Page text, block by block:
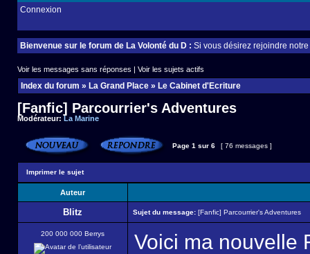
Connexion
Bienvenue sur le forum de La Volonté du D : Si vous désirez rejoindre
Voir les messages sans réponses | Voir les sujets actifs
Index du forum » La Grand Place » Le Cabinet d'Ecriture
[Fanfic] Parcourrier's Adventures
Modérateur:La Marine
Page 1 sur 6 [ 76 messages ]
Imprimer le sujet
Auteur
Blitz Sujet du message: [Fanfic] Parcourrier's Adventures
200 000 000 Berrys
Voici ma nouvelle